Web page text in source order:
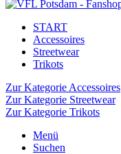
START
Accessoires
Streetwear
Trikots
Zur Kategorie Accessoires
Zur Kategorie Streetwear
Zur Kategorie Trikots
Menü
Suchen